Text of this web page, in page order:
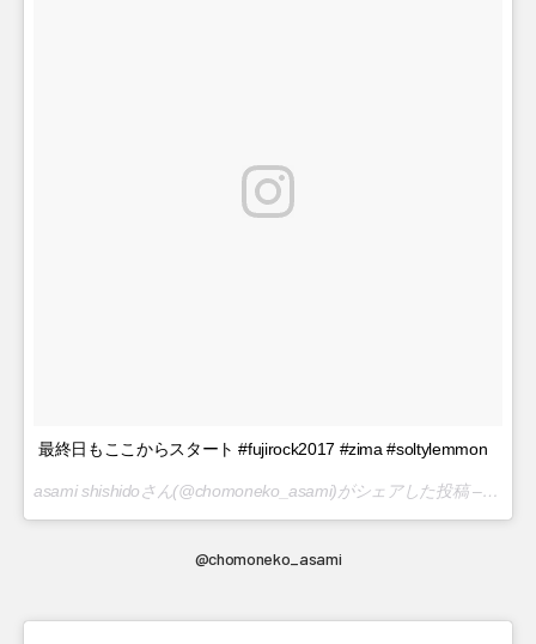
最終日もここからスタート #fujirock2017 #zima #soltylemmon
asami shishidoさん(@chomoneko_asami)がシェアした投稿 –2017
@chomoneko_asami